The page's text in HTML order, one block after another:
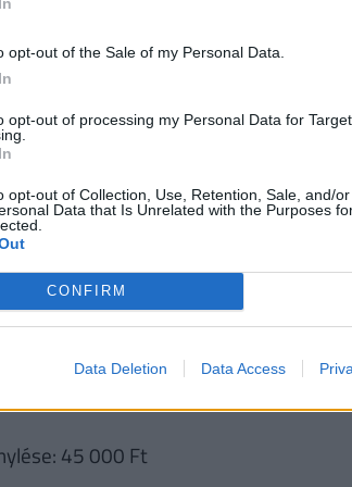
opt-out of the Sale of my Personal Data.
opt-out of processing my Personal Data for
opt-out of Collection, Use, Retention, Sale, and/
Data that Is Unrelated with the Purposes
CONFIRM
Data Deletion Data Access
5 600 Ft
Ft/fő
kísérő ingyenesen beléphet)
Ft/fő
45 000 Ft